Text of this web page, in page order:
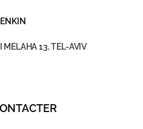
MELAHA 13, TEL-AVIV